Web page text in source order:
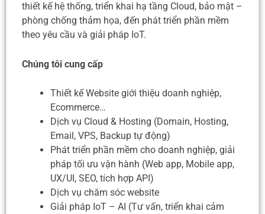
thiết kế hệ thống, triển khai hạ tầng Cloud, bảo mật –
phòng chống thảm họa, đến phát triển phần mềm
theo yêu cầu và giải pháp IoT.
Chúng tôi cung cấp
Thiết kế Website giới thiệu doanh nghiệp,
Ecommerce…
Dịch vụ Cloud & Hosting (Domain, Hosting,
Email, VPS, Backup tự động)
Phát triển phần mềm cho doanh nghiệp, giải
pháp tối ưu vận hành (Web app, Mobile app,
UX/UI, SEO, tích hợp API)
Dịch vụ chăm sóc website
Giải pháp IoT – AI (Tư vấn, triển khai cảm